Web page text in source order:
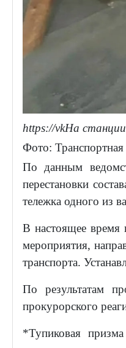
https://vkНа
Фото: Транспортная
По данным
перестановки
тележка одного из
В настоящее время
мероприятия,
транспорта.
По результатам
прокурорского
*Тупиковая